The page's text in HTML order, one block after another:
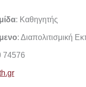
: Καθηγητής
: Διαπολιτισμική
74576